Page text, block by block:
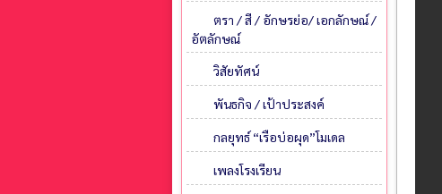
ตรา / สี / อักษรย่อ/ เอกลักษณ์ /
อัตลักษณ์
วิสัยทัศน์
พันธกิจ / เป้าประสงค์
กลยุทธ์ “เรือบ่อผุด”โมเดล
เพลงโรงเรียน